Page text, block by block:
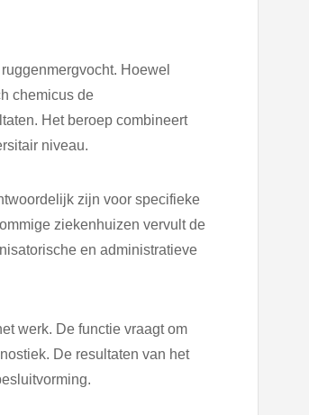
Hoewel
chemicus de
Het beroep combineert
niveau.
zijn voor specifieke
ziekenhuizen vervult de
en administratieve
werk. De functie vraagt om
De resultaten van het